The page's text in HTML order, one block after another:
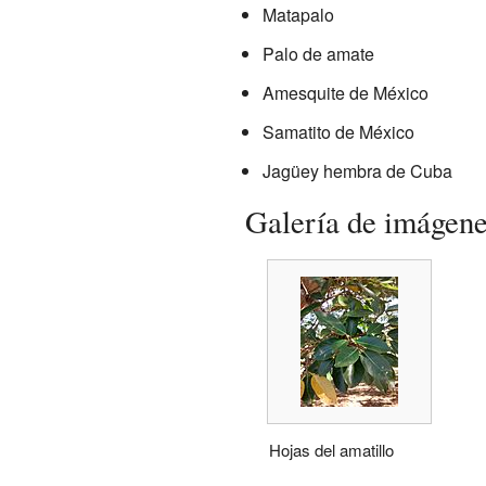
Matapalo
Palo de amate
Amesquite de México
Samatito de México
Jagüey hembra de Cuba
Galería de
Hojas del amatillo